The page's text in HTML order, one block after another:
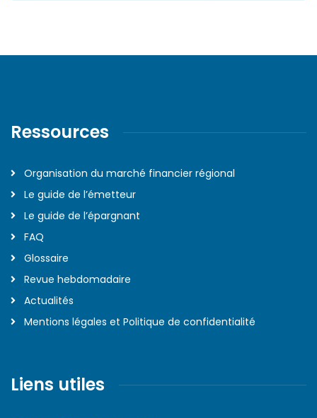
Ressources
Organisation du marché financier régional
Le guide de l’émetteur
Le guide de l’épargnant
FAQ
Glossaire
Revue hebdomadaire
Actualités
Mentions légales et Politique de confidentialité
Liens utiles